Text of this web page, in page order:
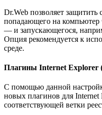
Dr.Web позволяет
попадающего на компьютер
— и запускающегося,
Опция рекомендуется к
среде.
Плагины Internet Explorer
С помощью данной
новых плагинов для
соответствующей ветки